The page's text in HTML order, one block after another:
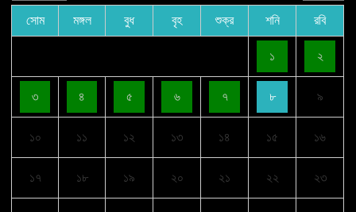
সোম মঙ্গল বুধ বৃহ শুক্র শনি রবি
১ ২
৩ ৪ ৫ ৬ ৭ ৮ ৯
১০ ১১ ১২ ১৩ ১৪ ১৫ ১৬
১৭ ১৮ ১৯ ২০ ২১ ২২ ২৩